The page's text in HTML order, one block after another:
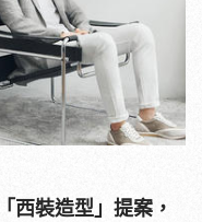
西裝造型」提案，